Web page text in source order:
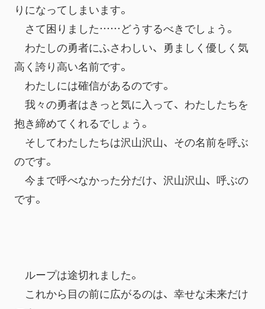
りになってしまいます。
さて困りました……どうするべきでしょう。
わたしの勇者にふさわしい、勇ましく優しく気
高く誇り高い名前です。
わたしには確信があるのです。
我々の勇者はきっと気に入って、わたしたちを
抱き締めてくれるでしょう。
そしてわたしたちは沢山沢山、その名前を呼ぶ
のです。
今まで呼べなかった分だけ、沢山沢山、呼ぶの
です。
ループは途切れました。
これから目の前に広がるのは、幸せな未来だけ